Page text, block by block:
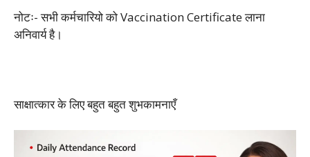
नोटः- सभी कर्मचारियो को Vaccination Certificate लाना
अनिवार्य है।
साक्षात्कार के लिए बहुत बहुत शुभकामनाएँ